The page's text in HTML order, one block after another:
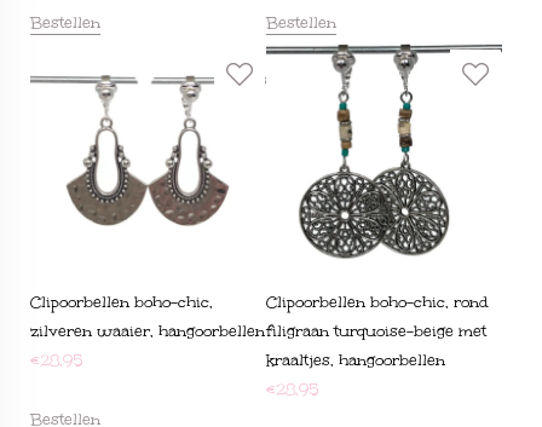
Bestellen Bestellen
Clipoorbellen boho-chic,
zilveren waaier, hangoorbellen
€28,95
Bestellen
Clipoorbellen boho-chic, rond
filigraan turquoise-beige met
kraaltjes, hangoorbellen
€28,95